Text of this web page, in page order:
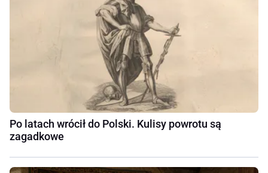
Po latach wrócił do Polski. Kulisy powrotu są
zagadkowe